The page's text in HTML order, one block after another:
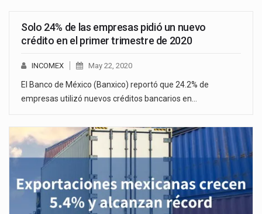
Solo 24% de las empresas pidió un nuevo
crédito en el primer trimestre de 2020
INCOMEX May 22, 2020
El Banco de México (Banxico) reportó que 24.2% de
empresas utilizó nuevos créditos bancarios en…